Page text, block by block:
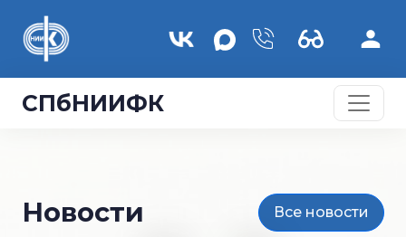
СПбНИИФК
Новости Все новости